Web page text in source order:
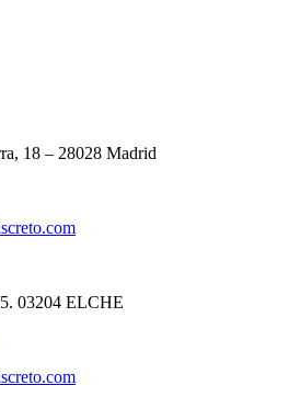
18 – 28028 Madrid
03204 ELCHE